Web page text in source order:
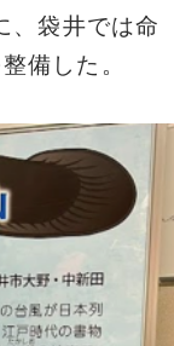
、袋井では命
備した。